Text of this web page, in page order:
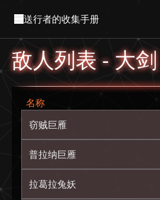
送行者的收集手册
敌人列表 - 大剑
名称
窃贼巨雁
普拉纳巨雁
拉葛拉兔妖